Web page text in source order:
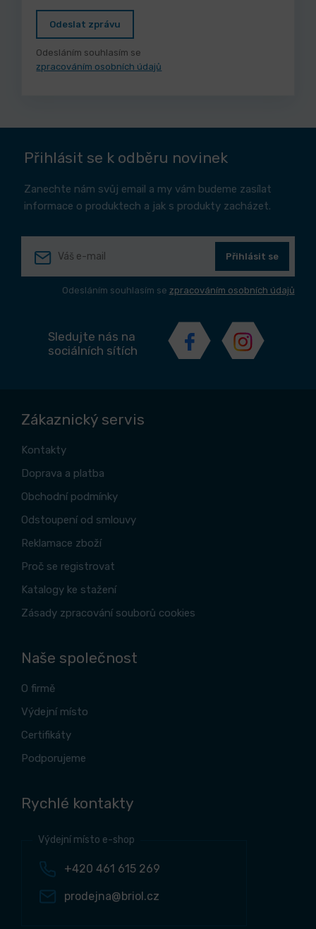
Odeslat zprávu
Odesláním souhlasím se
zpracováním osobních údajů
Přihlásit se k odběru novinek
Zanechte nám svůj email a my vám budeme zasílat
informace o produktech a jak s produkty zacházet.
Přihlásit se
Odesláním souhlasím se zpracováním osobních údajů
Sledujte nás na
sociálních sítích
Zákaznický servis
Kontakty
Doprava a platba
Obchodní podmínky
Odstoupení od smlouvy
Reklamace zboží
Proč se registrovat
Katalogy ke stažení
Zásady zpracování souborů cookies
Naše společnost
O firmě
Výdejní místo
Certifikáty
Podporujeme
Rychlé kontakty
Výdejní místo e-shop
+420 461 615 269
prodejna@briol.cz